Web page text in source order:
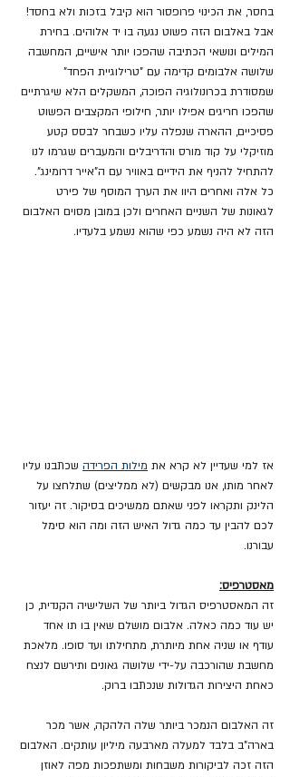
בחסר, את הכינוי פרופסור הוא קיבל בזכות ולא בחסד!
אבל באלבום הזה פשוט נגעה בו יד אלוהים. בחירת
המילים ונושאי הכתיבה שהפכו יותר אישיים, המחשבה
שלושה אלבומים קדימה עם "טרילוגיית הפחד"
שמסודרת בכרונולוגיה הפוכה, המשקלים הלא שיגרתיים
שהפכו חריגים אפילו יותר, חילופי המקצבים הפשוט
פסיכיים, ההארה שנפלה עליו כשבחר לבסס קטע
מוזיקלי על קוד מורס והדריבלים והמעברים שגרמו לנו
להתחיל להניף את הידיים באוויר עם ה"אייר דרומינג".
כל אלה ואחרים היוו את הערך המוסף של פירט
לגאונות של השניים האחרים ולכן במובן מסוים האלבום
הזה לא היה נשמע כפי שהוא נשמע בלעדיו.
אז למי שעדיין לא קרא את מילות הפרידה שכתבנו עליו
לאחר מותו, אנו מבקשים (לא ממליצים) שתלחצו על
הלינק ותקראו לפני שאתם ממשיכים בסיקור. זה יעזור
לכם להבין עד כמה גדול האיש הזה ומה הוא סימל
עבורנו.
מאסטרפיס:
זה המאסטרפיס הגדול ביותר של השלישיה הקנדית, כן
יש עוד כמה כאלה. אלבום מושלם שאין בו תו אחד
עודף או שניה אחת מיותרת, מתחילתו ועד סופו. מלאכת
מחשבת שהורכבה על-ידי שלושה גאונים ותירשם לנצח
כאחת היצירות הגדולות שנכתבו ברוק.
זה האלבום הנמכר ביותר שלה הלהקה, אשר מכר
בארה"ב בלבד למעלה מארבעה מיליון עותקים. האלבום
הזה זכה לביקורות משבחות ומשתפכות מפה לאוזן